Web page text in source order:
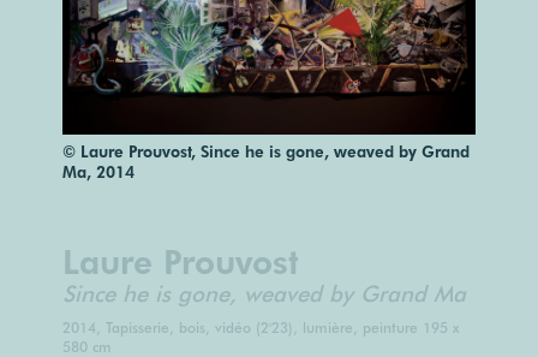
© Laure Prouvost, Since he is gone, weaved by Grand
Ma, 2014
Laure Prouvost
Since he is gone, weaved by Grand Ma
2014, Tapisserie, bois, vidéo (2'23), lumière, peinture 195 x
580 cm